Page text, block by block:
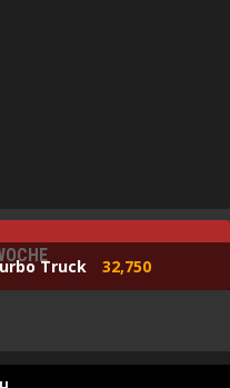
Truck 32,750